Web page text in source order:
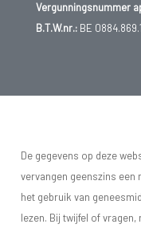
Vergunningsnummer
B.T.W.nr.:BE
De gegevens op deze
vervangen geenszins een
het gebruik van
lezen. Bij twijfel of